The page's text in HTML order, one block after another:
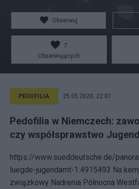
Obserwuj
7
Obserwujących
PEDOFILIA 25.05.2020, 22:07
Pedofilia w Niemczech:
czy współsprawstwo
https://www.sueddeutsche.de/
luegde-jugendamt-1.4915493 Na
związkowy Nadrenia Północna